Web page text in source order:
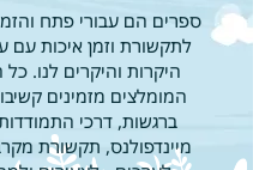
ספרים הם עבורי פתח
לתקשורת וזמן איכות עם
היקרות והיקרים לנו.
המומלצים מזמינים
ברגשות, דרכי
מיינדפולנס, תקשורת